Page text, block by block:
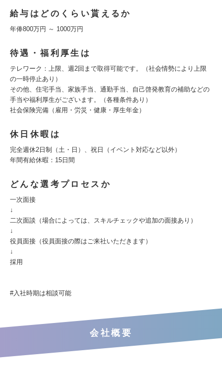
給与はどのくらい貰えるか
年俸800万円 ～ 1000万円
待遇・福利厚生は
テレワーク：上限、週2回まで取得可能です。（社会情勢により上限
の一時停止あり）
その他、住宅手当、家族手当、通勤手当、自己啓発教育の補助などの
手当や福利厚生がございます。（各種条件あり）
社会保険完備（雇用・労災・健康・厚生年金）
休日休暇は
完全週休2日制（土・日）、祝日（イベント対応など以外）
年間有給休暇：15日間
どんな選考プロセスか
一次面接
↓
二次面談（場合によっては、スキルチェックや追加の面接あり）
↓
役員面接（役員面接の際はご来社いただきます）
↓
採用
#入社時期は相談可能
会社概要